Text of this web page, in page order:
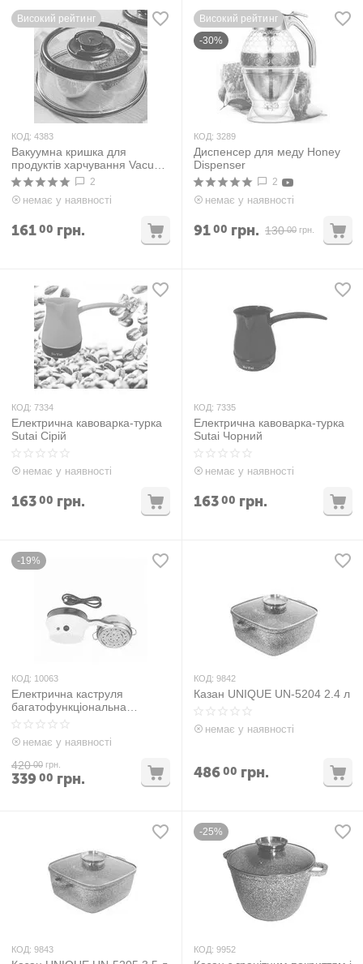
Високий рейтинг
КОД: 4383
Вакуумна кришка для
продуктів харчування Vacuum
Food
2
немає у наявності
16100 грн.
Високий рейтинг
-30%
КОД: 3289
Диспенсер для меду Honey
Dispenser
2
немає у наявності
130 00 грн.
9100 грн.
КОД: 7334
Електрична кавоварка-турка
Sutai Cірій
немає у наявності
16300 грн.
КОД: 7335
Електрична кавоварка-турка
Sutai Чорний
немає у наявності
16300 грн.
-19%
КОД: 10063
Електрична каструля
багатофункціональна
пароварка Enjoy delicious
немає у наявності
420 00 грн.
33900 грн.
КОД: 9842
Казан UNIQUE UN-5204 2.4 л
немає у наявності
48600 грн.
КОД: 9843
-25%
КОД: 9952